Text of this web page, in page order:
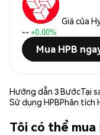
Giá của
-- +0.00%
Mua HPB
Hướng dẫn 3 BướcTại
Sử dụng HPBPhân tích
Tôi có thể